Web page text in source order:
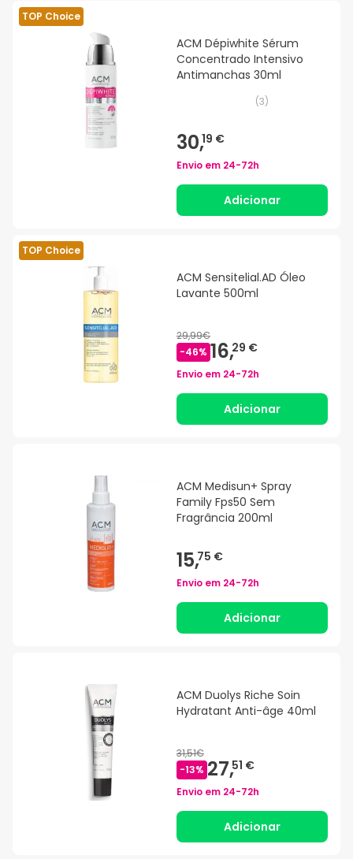
TOP Choice
ACM Dépiwhite Sérum
Concentrado Intensivo
Antimanchas 30ml
(3)
30,19 €
Envio em 24-72h
Adicionar
TOP Choice
ACM Sensitelial.AD Óleo
Lavante 500ml
29,99€
-46% 16,29 €
Envio em 24-72h
Adicionar
ACM Medisun+ Spray
Family Fps50 Sem
Fragrância 200ml
15,75 €
Envio em 24-72h
Adicionar
ACM Duolys Riche Soin
Hydratant Anti-âge 40ml
31,51€
-13% 27,51 €
Envio em 24-72h
Adicionar